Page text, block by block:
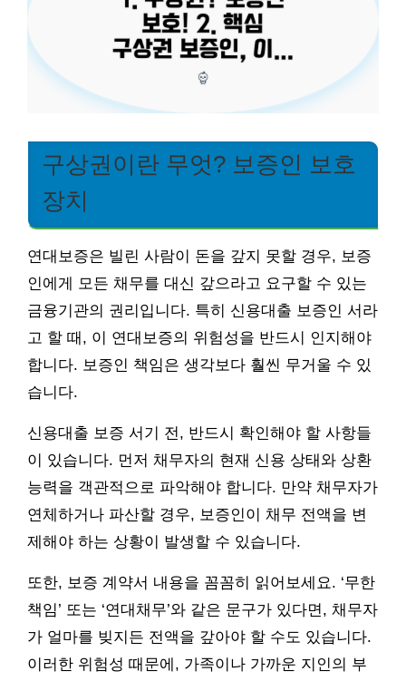
구상권이란 무엇? 보증인 보호
장치
연대보증은 빌린 사람이 돈을 갚지 못할 경우, 보증
인에게 모든 채무를 대신 갚으라고 요구할 수 있는
금융기관의 권리입니다. 특히 신용대출 보증인 서라
고 할 때, 이 연대보증의 위험성을 반드시 인지해야
합니다. 보증인 책임은 생각보다 훨씬 무거울 수 있
습니다.
신용대출 보증 서기 전, 반드시 확인해야 할 사항들
이 있습니다. 먼저 채무자의 현재 신용 상태와 상환
능력을 객관적으로 파악해야 합니다. 만약 채무자가
연체하거나 파산할 경우, 보증인이 채무 전액을 변
제해야 하는 상황이 발생할 수 있습니다.
또한, 보증 계약서 내용을 꼼꼼히 읽어보세요. ‘무한
책임’ 또는 ‘연대채무’와 같은 문구가 있다면, 채무자
가 얼마를 빚지든 전액을 갚아야 할 수도 있습니다.
이러한 위험성 때문에, 가족이나 가까운 지인의 부